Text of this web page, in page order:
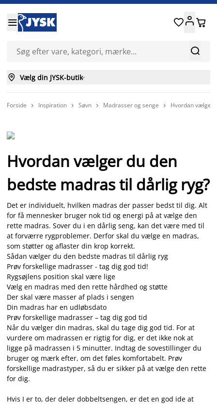


 
 Vælg din JYSK-butik
Forside  Inspiration  Søvn  Madrasser og senge  Hvordan vælger
Hvordan vælger du den
bedste madras til dårlig ryg?
Det er individuelt, hvilken madras der passer bedst til dig. Alt
for få mennesker bruger nok tid og energi på at vælge den
rette madras. Sover du i en dårlig seng, kan det være med til
at forværre rygproblemer. Derfor skal du vælge en madras,
som støtter og aflaster din krop korrekt.
Sådan vælger du den bedste madras til dårlig ryg
Prøv forskellige madrasser - tag dig god tid!
Rygsøjlens position skal være lige
Vælg en madras med den rette hårdhed og støtte
Der skal være masser af plads i sengen
Din madras har en udløbsdato
Prøv forskellige madrasser – tag dig god tid
Når du vælger din madras, skal du tage dig god tid. For at
vurdere om madrassen er rigtig for dig, er det ikke nok at
ligge på madrassen i 5 minutter. Indtag de sovestillinger du
bruger og mærk efter, om det føles komfortabelt. Prøv
forskellige madrastyper, så du er sikker på at vælge den rette
for dig.
Hvis I er to, der deler dobbeltsengen, er det en god ide at